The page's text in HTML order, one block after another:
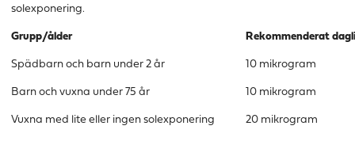
solexponering.
Grupp/ålder Rekommenderat
Spädbarn och barn under 2 år 10 mikrogram
Barn och vuxna under 75 år 10 mikrogram
Vuxna med lite eller ingen solexponering 20 mikrogram